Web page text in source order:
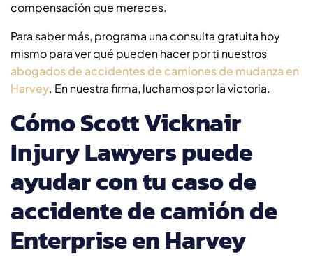
compensación que mereces.
Para saber más, programa una consulta gratuita hoy
mismo para ver qué pueden hacer por ti nuestros
abogados de accidentes de camiones de mudanza en
Harvey. En nuestra firma, luchamos por la victoria.
Cómo Scott Vicknair
Injury Lawyers puede
ayudar con tu caso de
accidente de camión de
Enterprise en Harvey